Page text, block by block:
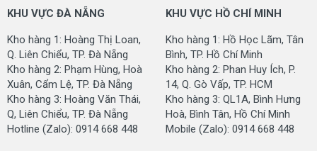
thảm chùi chân cao cấp sợi nỉ, đế cao su bám nền có
khả năng chùi chân rất sạch, độ bền cao, thấm nước
tốt còn được gọi là thảm 3M hay thảm sơ dừa. Những
ưu điểm đáng chú ý nhất của dòng thảm này là rất đẹp,
bền, chịu nước, chùi chân rất sạch. Thảm trải sàn Triline
tấm là một trong những dòng sản phẩm bán chạy nhất
trên thị trường.
Thảm Trilinelà dòng thảm trải sàn cao cấp được thiết
KHU VỰC ĐÀ NẴNG
Kho hàng 1: Hoàng Thị Loan,
Q. Liên Chiểu, TP. Đà Nẵng
Kho hàng 2: Phạm Hùng, Hoà
Xuân, Cẩm Lệ, TP. Đà Nẵng
Kho hàng 3: Hoàng Văn Thái,
Q, Liên Chiểu, TP. Đà Nẵng
Hotline (Zalo): 0914 668 448
KHU VỰC HỒ CHÍ MINH
Kho hàng 1: Hồ Học Lãm, Tân
Bình, TP. Hồ Chí Minh
Kho hàng 2: Phan Huy Ích, P.
14, Q. Gò Vấp, TP. HCM
Kho hàng 3: QL1A, Bình Hưng
Hoà, Bình Tân, Hồ Chí Minh
Mobile (Zalo): 0914 668 448